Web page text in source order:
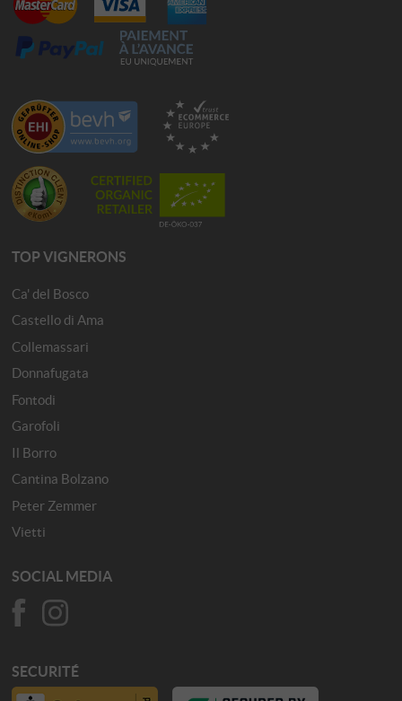
TOP VIGNERONS
Ca' del Bosco
Castello di Ama
Collemassari
Donnafugata
Fontodi
Garofoli
Il Borro
Cantina Bolzano
Peter Zemmer
Vietti
SOCIAL MEDIA
SECURITÉ